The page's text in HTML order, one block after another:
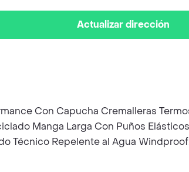
Actualizar dirección
Con Capucha Cremalleras
Manga Larga Con Puños
Técnico Repelente al Agua